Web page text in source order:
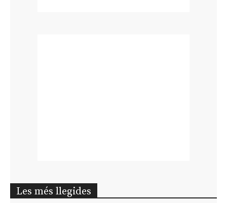
Les més llegides